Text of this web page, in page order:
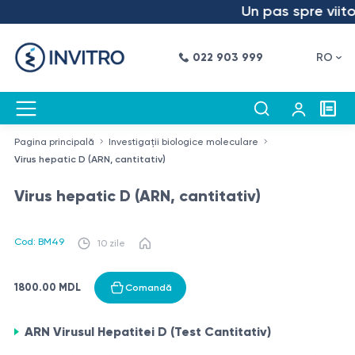
Un pas spre
022 903 999 RO
Pagina principală
Investigații biologice moleculare
Virus hepatic D (ARN, cantitativ)
Virus hepatic D (ARN, cantitativ)
Cod: BM49 10 zile
1800.00 MDL Comandă
ARN Virusul Hepatitei D (Test Cantitativ)